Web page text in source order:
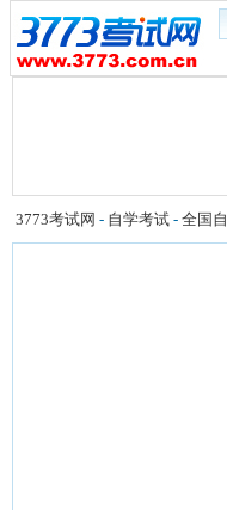
3773考试网 - 自学考试 - 全国